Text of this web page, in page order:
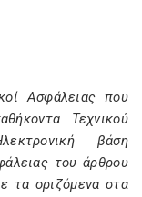
Ασφάλειας που
Τεχνικού
βάση
του άρθρου
τα οριζόμενα στα